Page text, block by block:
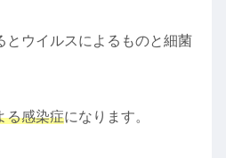
とウイルスによるものと細菌
る感染症になります。